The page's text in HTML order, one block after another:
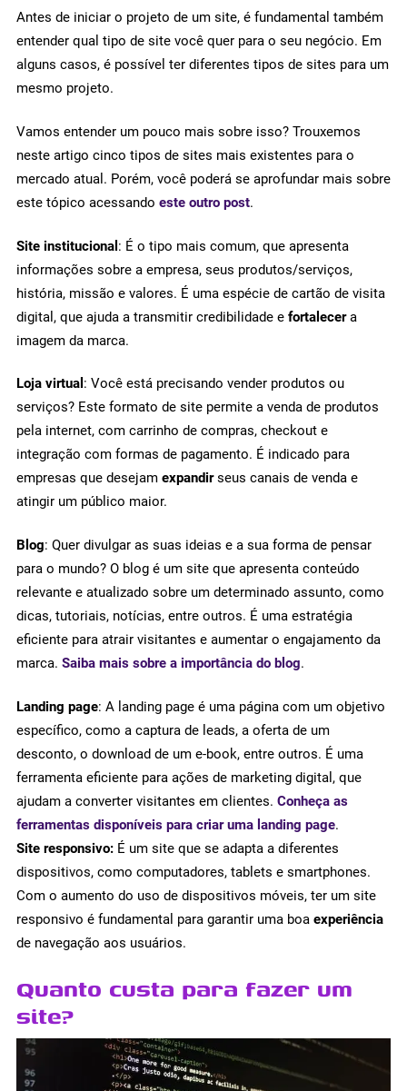
Antes de iniciar o projeto de um site, é fundamental também
entender qual tipo de site você quer para o seu negócio. Em
alguns casos, é possível ter diferentes tipos de sites para um
mesmo projeto.
Vamos entender um pouco mais sobre isso? Trouxemos
neste artigo cinco tipos de sites mais existentes para o
mercado atual. Porém, você poderá se aprofundar mais sobre
este tópico acessando este outro post.
Site institucional : É o tipo mais comum, que apresenta
informações sobre a empresa, seus produtos/serviços,
história, missão e valores. É uma espécie de cartão de visita
digital, que ajuda a transmitir credibilidade e fortalecera
imagem da marca.
Loja virtual : Você está precisando vender produtos ou
serviços? Este formato de site permite a venda de produtos
pela internet, com carrinho de compras, checkout e
integração com formas de pagamento. É indicado para
empresas que desejam expandirseus canais de venda e
atingir um público maior.
Blog: Quer divulgar as suas ideias e a sua forma de pensar
para o mundo? O blog é um site que apresenta conteúdo
relevante e atualizado sobre um determinado assunto, como
dicas, tutoriais, notícias, entre outros. É uma estratégia
eficiente para atrair visitantes e aumentar o engajamento da
marca. Saiba mais sobre a importância do blog.
Landing page: A landing page é uma página com um objetivo
específico, como a captura de leads, a oferta de um
desconto, o download de um e-book, entre outros. É uma
ferramenta eficiente para ações de marketing digital, que
ajudam a converter visitantes em clientes. Conheça as
ferramentas disponíveis para criar uma landing page.
Site responsivo: É um site que se adapta a diferentes
dispositivos, como computadores, tablets e smartphones.
Com o aumento do uso de dispositivos móveis, ter um site
responsivo é fundamental para garantir uma boa experiência
de navegação aos usuários.
Quanto custa para fazer um
site?